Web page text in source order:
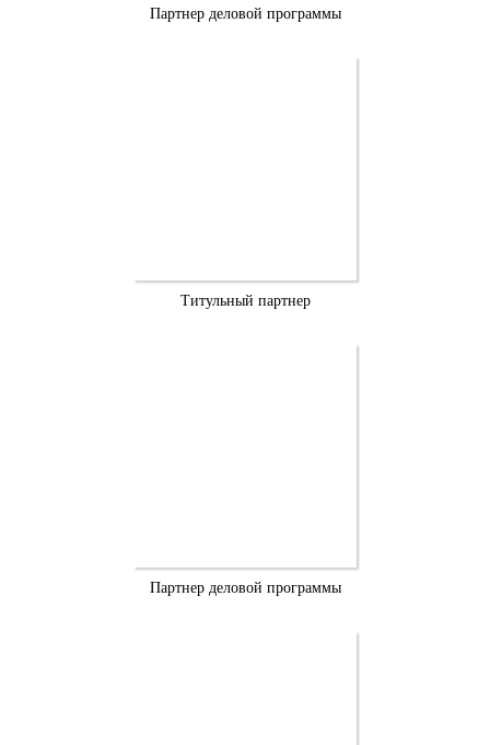
Партнер деловой программы
Титульный партнер
Партнер деловой программы